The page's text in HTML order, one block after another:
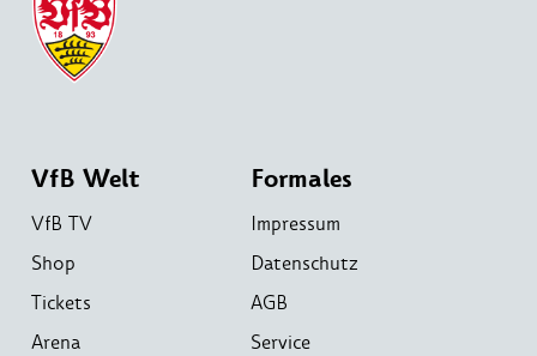
VfB Welt
VfB TV
Shop
Tickets
Arena
Formales
Impressum
Datenschutz
AGB
Service